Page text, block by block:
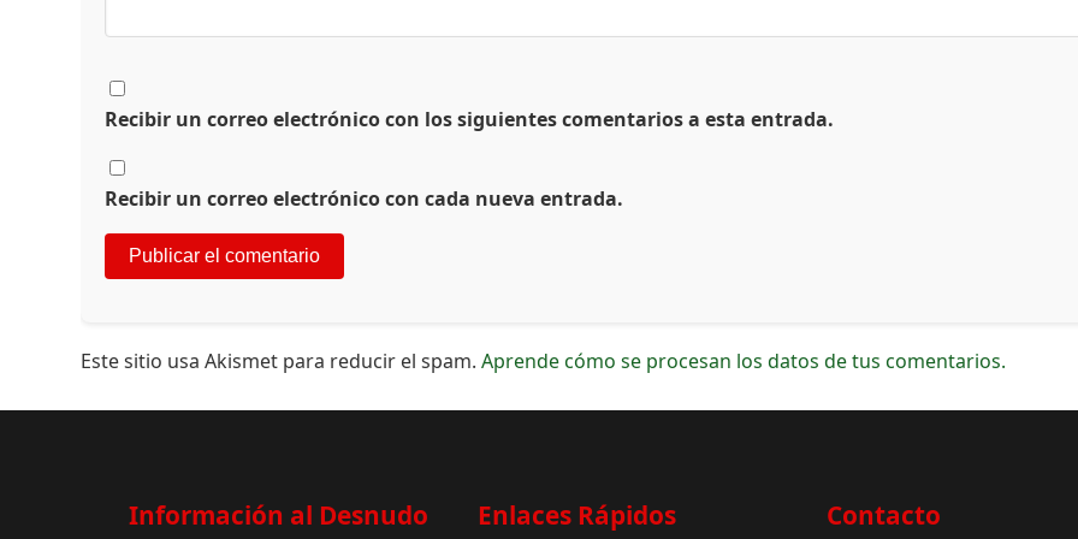
Recibir un correo electrónico con los siguientes comentarios a esta entrada.
Recibir un correo electrónico con cada nueva entrada.
Este sitio usa Akismet para reducir el spam.Aprende cómo se procesan los datos de tus comentarios.
Información al Desnudo Enlaces Rápidos Contacto